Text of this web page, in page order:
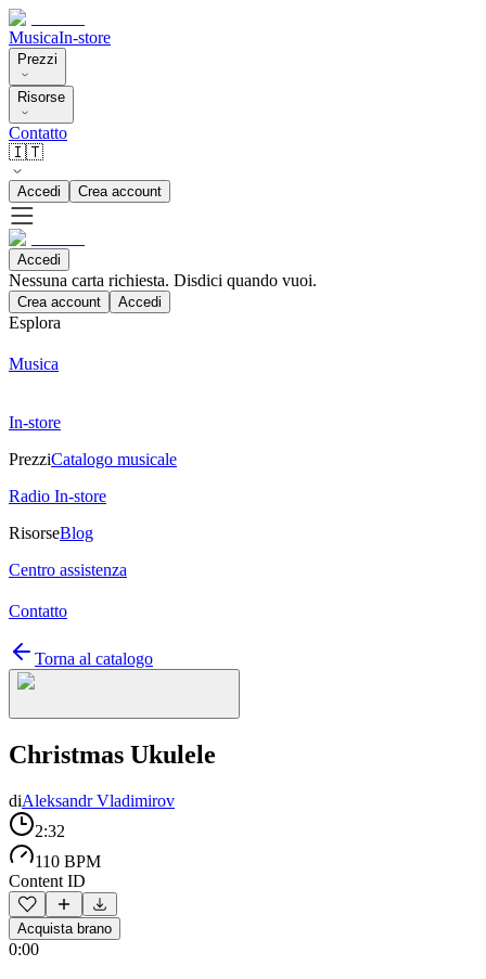
MusicaIn-store
Prezzi
Risorse
Contatto
🇮🇹
Accedi Crea account
Accedi
Nessuna carta richiesta. Disdici quando vuoi.
Crea account Accedi
Esplora
Musica
In-store
PrezziCatalogo musicale
Radio In-store
RisorseBlog
Centro assistenza
Contatto
Torna al catalogo
Christmas Ukulele
diAleksandr Vladimirov
2:32
110 BPM
Content ID
Acquista brano
0:00